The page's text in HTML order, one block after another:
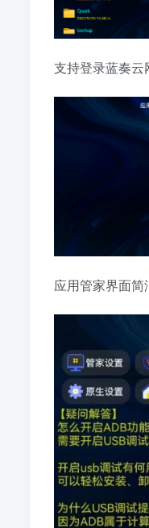
支持登录蓝奏云
应用管家界面